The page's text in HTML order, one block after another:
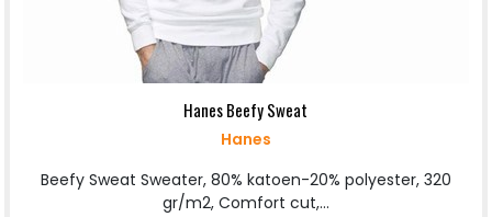
Hanes Beefy Sweat
Hanes
Beefy Sweat Sweater, 80% katoen-20% polyester, 320
gr/m2, Comfort cut,...